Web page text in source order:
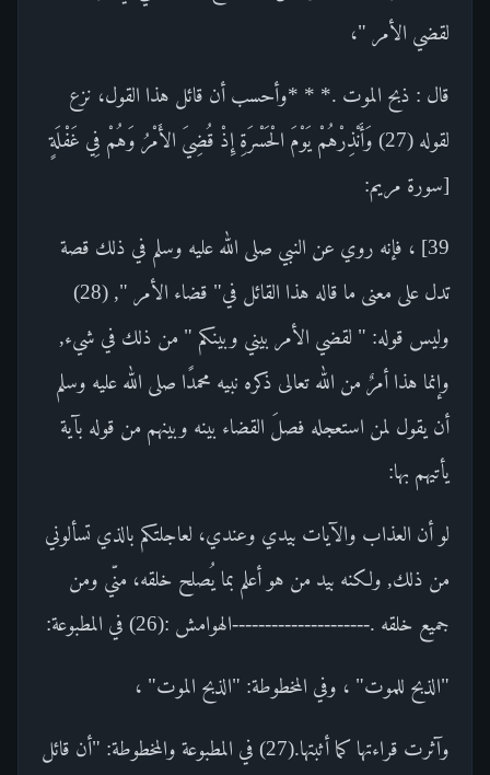
لقضي الأمر "،
قال : ذبح الموت .* * *وأحسب أن قائل هذا القول، نزع
لقوله (27) وَأَنْذِرْهُمْ يَوْمَ الْحَسْرَةِ إِذْ قُضِيَ الأَمْرُ وَهُمْ فِي غَفْلَةٍ
[سورة مريم:
39] ، فإنه روي عن النبي صلى الله عليه وسلم في ذلك قصة
تدل على معنى ما قاله هذا القائل في" قضاء الأمر ", (28)
وليس قوله: " لقضي الأمر بيني وبينكم " من ذلك في شيء,
وإنما هذا أمرٌ من الله تعالى ذكره نبيه محمدًا صلى الله عليه وسلم
أن يقول لمن استعجله فصلَ القضاء بينه وبينهم من قوله بآية
يأتيهم بها:
لو أن العذاب والآيات بيدي وعندي، لعاجلتكم بالذي تسألوني
من ذلك, ولكنه بيد من هو أعلم بما يُصلح خلقه، منّي ومن
جميع خلقه .---------------------الهوامش :(26) في المطبوعة:
"الذبح للموت" ، وفي المخطوطة: "الذبح الموت" ،
وآثرت قراءتها كما أثبتها.(27) في المطبوعة والمخطوطة: "أن قائل